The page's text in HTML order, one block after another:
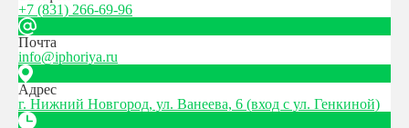
+7 (831) 266-69-96
Почта
info@iphoriya.ru
Адрес
г. Нижний Новгород, ул. Ванеева, 6 (вход с ул. Генкиной)